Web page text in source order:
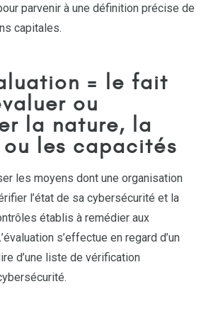
parvenir à une définition précise de
capitales.
= le fait
ou
la nature, la
les capacités
les moyens dont une organisation
l’état de sa cybersécurité et la
établis à remédier aux
s’effectue en regard d’un
d’une liste de vérification